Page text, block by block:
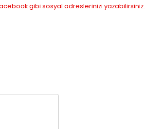
gibi sosyal adreslerinizi yazabilirsiniz.